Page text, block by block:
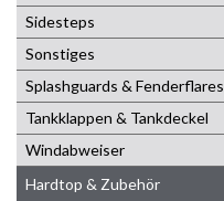
Sidesteps
Sonstiges
Splashguards & Fenderflares
Tankklappen & Tankdeckel
Windabweiser
Hardtop & Zubehör